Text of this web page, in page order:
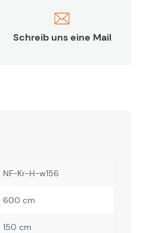
Schreib uns eine Mail
NF-Kr-H-w156
600 cm
150 cm